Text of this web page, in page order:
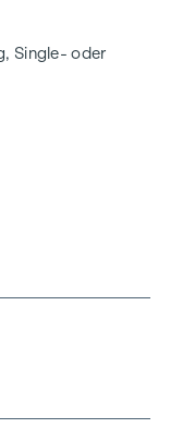
Single- oder
finden sich
Spielplatz sowie